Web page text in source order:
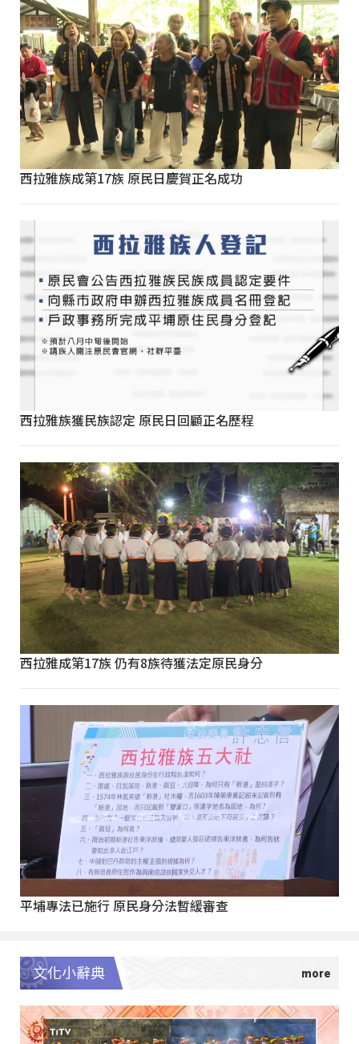
西拉雅族成第17族 原民日慶賀正名成功
西拉雅族獲民族認定 原民日回顧正名歷程
西拉雅成第17族 仍有8族待獲法定原民身分
平埔專法已施行 原民身分法暫緩審查
文化小辭典